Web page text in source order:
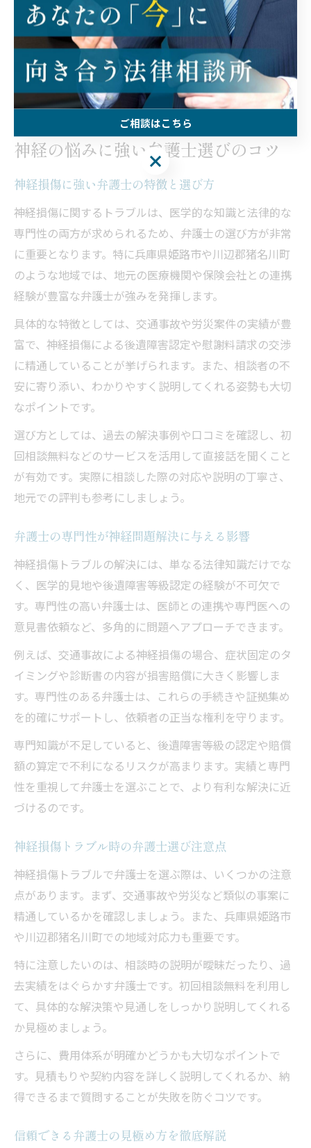
依頼前には弁護士の評判や口コミを調べ、複数の事務所
で相談して比較検討するのも有効です。これらのポイン
トを押さえることで、納得のいく解決に近づくことがで
きます。
神経の悩みに強い弁護士選びのコツ
神経損傷に強い弁護士の特徴と選び方
神経損傷に関するトラブルは、医学的な知識と法律的な
専門性の両方が求められるため、弁護士の選び方が非常
に重要となります。特に兵庫県姫路市や川辺郡猪名川町
のような地域では、地元の医療機関や保険会社との連携
経験が豊富な弁護士が強みを発揮します。
具体的な特徴としては、交通事故や労災案件の実績が豊
富で、神経損傷による後遺障害認定や慰謝料請求の交渉
に精通していることが挙げられます。また、相談者の不
安に寄り添い、わかりやすく説明してくれる姿勢も大切
なポイントです。
選び方としては、過去の解決事例や口コミを確認し、初
回相談無料などのサービスを活用して直接話を聞くこと
が有効です。実際に相談した際の対応や説明の丁寧さ、
地元での評判も参考にしましょう。
弁護士の専門性が神経問題解決に与える影響
神経損傷トラブルの解決には、単なる法律知識だけでな
く、医学的見地や後遺障害等級認定の経験が不可欠で
す。専門性の高い弁護士は、医師との連携や専門医への
意見書依頼など、多角的に問題へアプローチできます。
例えば、交通事故による神経損傷の場合、症状固定のタ
イミングや診断書の内容が損害賠償に大きく影響しま
す。専門性のある弁護士は、これらの手続きや証拠集め
を的確にサポートし、依頼者の正当な権利を守ります。
専門知識が不足していると、後遺障害等級の認定や賠償
額の算定で不利になるリスクが高まります。実績と専門
性を重視して弁護士を選ぶことで、より有利な解決に近
づけるのです。
神経損傷トラブル時の弁護士選び注意点
神経損傷トラブルで弁護士を選ぶ際は、いくつかの注意
点があります。まず、交通事故や労災など類似の事案に
精通しているかを確認しましょう。また、兵庫県姫路市
や川辺郡猪名川町での地域対応力も重要です。
特に注意したいのは、相談時の説明が曖昧だったり、過
去実績をはぐらかす弁護士です。初回相談無料を利用し
て、具体的な解決策や見通しをしっかり説明してくれる
か見極めましょう。
さらに、費用体系が明確かどうかも大切なポイントで
す。見積もりや契約内容を詳しく説明してくれるか、納
得できるまで質問することが失敗を防ぐコツです。
信頼できる弁護士の見極め方を徹底解説
ご相談はこちら
ご相談はこちら